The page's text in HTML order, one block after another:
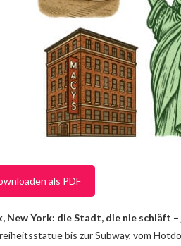
als PDF
New York: die Stadt, die nie schläft
bis zur Subway, vom